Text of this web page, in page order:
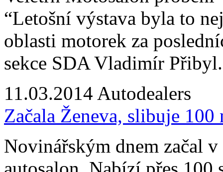
“Letošní výstava byla to
oblasti motorek za
sekce SDA Vladimír Přibyl.
11.03.2014 Autodealers
Začala Ženeva, slibuje 100
Novinářským dnem začal